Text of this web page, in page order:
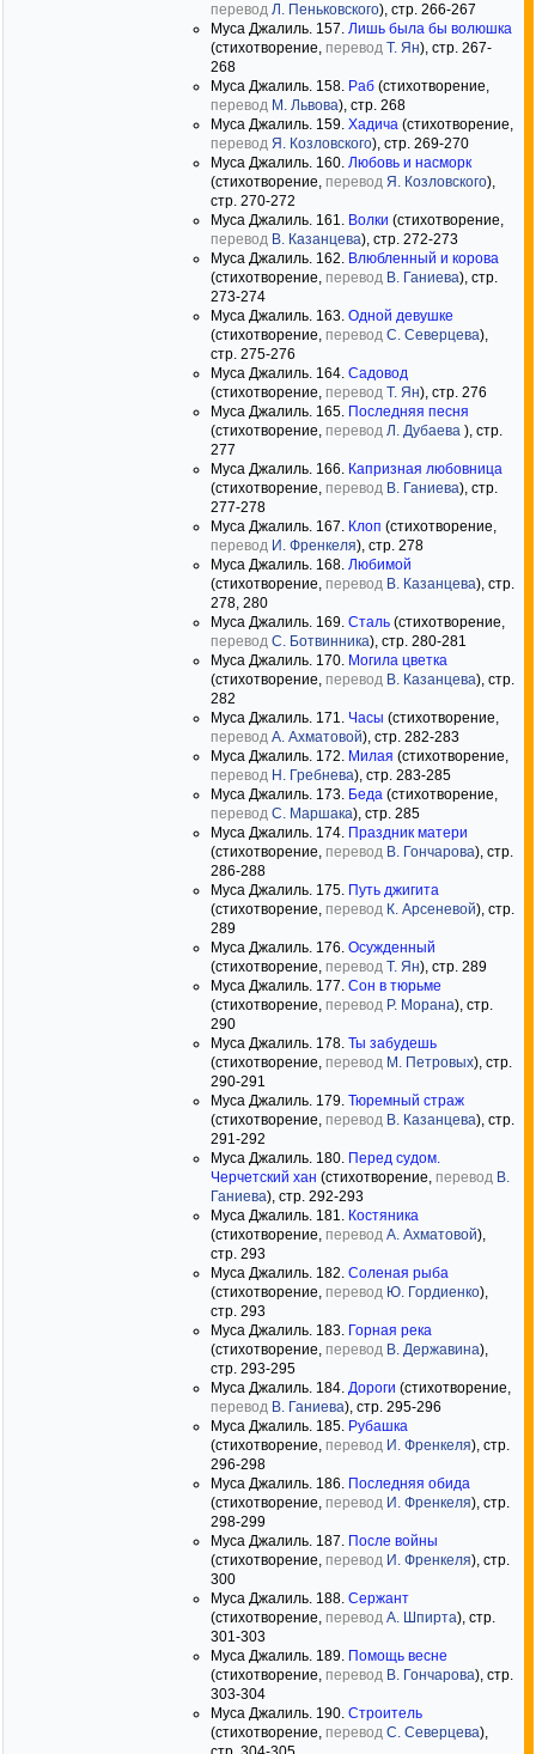
перевод Л. Пеньковского), стр. 266-267
Муса Джалиль. 157. Лишь была бы волюшка
(стихотворение, перевод Т. Ян), стр. 267-
268
Муса Джалиль. 158. Раб (стихотворение,
перевод М. Львова), стр. 268
Муса Джалиль. 159. Хадича (стихотворение,
перевод Я. Козловского), стр. 269-270
Муса Джалиль. 160. Любовь и насморк
(стихотворение, перевод Я. Козловского),
стр. 270-272
Муса Джалиль. 161. Волки (стихотворение,
перевод В. Казанцева), стр. 272-273
Муса Джалиль. 162. Влюбленный и корова
(стихотворение, перевод В. Ганиева), стр.
273-274
Муса Джалиль. 163. Одной девушке
(стихотворение, перевод С. Северцева),
стр. 275-276
Муса Джалиль. 164. Садовод
(стихотворение, перевод Т. Ян), стр. 276
Муса Джалиль. 165. Последняя песня
(стихотворение, перевод Л. Дубаева ), стр.
277
Муса Джалиль. 166. Капризная любовница
(стихотворение, перевод В. Ганиева), стр.
277-278
Муса Джалиль. 167. Клоп (стихотворение,
перевод И. Френкеля), стр. 278
Муса Джалиль. 168. Любимой
(стихотворение, перевод В. Казанцева), стр.
278, 280
Муса Джалиль. 169. Сталь (стихотворение,
перевод С. Ботвинника), стр. 280-281
Муса Джалиль. 170. Могила цветка
(стихотворение, перевод В. Казанцева), стр.
282
Муса Джалиль. 171. Часы (стихотворение,
перевод А. Ахматовой), стр. 282-283
Муса Джалиль. 172. Милая (стихотворение,
перевод Н. Гребнева), стр. 283-285
Муса Джалиль. 173. Беда (стихотворение,
перевод С. Маршака), стр. 285
Муса Джалиль. 174. Праздник матери
(стихотворение, перевод В. Гончарова), стр.
286-288
Муса Джалиль. 175. Путь джигита
(стихотворение, перевод К. Арсеневой), стр.
289
Муса Джалиль. 176. Осужденный
(стихотворение, перевод Т. Ян), стр. 289
Муса Джалиль. 177. Сон в тюрьме
(стихотворение, перевод Р. Морана), стр.
290
Муса Джалиль. 178. Ты забудешь
(стихотворение, перевод М. Петровых), стр.
290-291
Муса Джалиль. 179. Тюремный страж
(стихотворение, перевод В. Казанцева), стр.
291-292
Муса Джалиль. 180. Перед судом.
Черчетский хан (стихотворение, перевод В.
Ганиева), стр. 292-293
Муса Джалиль. 181. Костяника
(стихотворение, перевод А. Ахматовой),
стр. 293
Муса Джалиль. 182. Соленая рыба
(стихотворение, перевод Ю. Гордиенко),
стр. 293
Муса Джалиль. 183. Горная река
(стихотворение, перевод В. Державина),
стр. 293-295
Муса Джалиль. 184. Дороги (стихотворение,
перевод В. Ганиева), стр. 295-296
Муса Джалиль. 185. Рубашка
(стихотворение, перевод И. Френкеля), стр.
296-298
Муса Джалиль. 186. Последняя обида
(стихотворение, перевод И. Френкеля), стр.
298-299
Муса Джалиль. 187. После войны
(стихотворение, перевод И. Френкеля), стр.
300
Муса Джалиль. 188. Сержант
(стихотворение, перевод А. Шпирта), стр.
301-303
Муса Джалиль. 189. Помощь весне
(стихотворение, перевод В. Гончарова), стр.
303-304
Муса Джалиль. 190. Строитель
(стихотворение, перевод С. Северцева),